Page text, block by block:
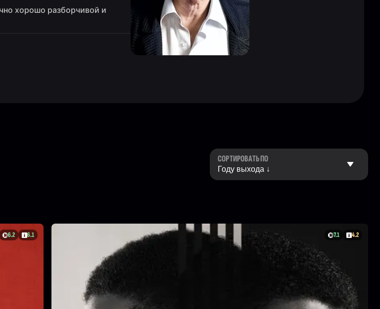
хорошо разборчивой и
СОРТИРОВАТЬ ПО
6.2 6.1 7.1 4.2